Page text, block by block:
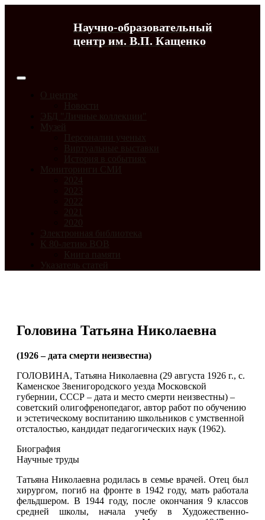
Научно-образовательный
центр им. В.П. Кащенко
О центре
Новости
ЭБД "Личные коллекции"
Музей
Персоналии ученых
Виртуальные выставки
История в событиях
Мониторинги СМИ
2024
2023
2022
2021
2020
Электронная библиотека
К 80-летию ВОВ
Книга памяти
Указатель статей
Головина Татьяна Николаевна
(1926 – дата смерти неизвестна)
ГОЛОВИНА, Татьяна Николаевна (29 августа 1926 г., с.
Каменское Звенигородского уезда Московской
губернии, СССР – дата и место смерти неизвестны) –
советский олигофренопедагог, автор работ по обучению
и эстетическому воспитанию школьников с умственной
отсталостью, кандидат педагогических наук (1962).
Биография
Научные труды
Татьяна Николаевна родилась в семье врачей. Отец был
хирургом, погиб на фронте в 1942 году, мать работала
фельдшером. В 1944 году, после окончания 9 классов
средней школы, начала учебу в Художественно-